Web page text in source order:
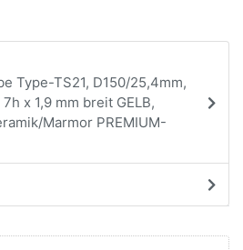
Type-TS21, D150/25,4mm,
x 1,9 mm breit GELB,
Marmor PREMIUM-